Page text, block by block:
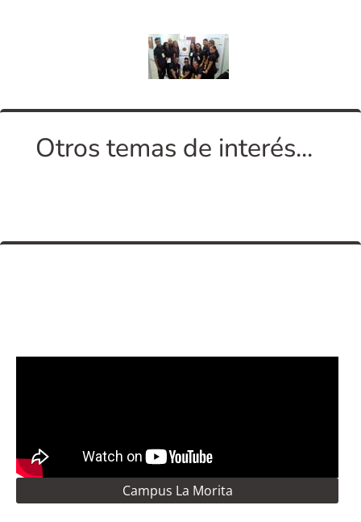
Otros temas de interés...
Campus La Morita